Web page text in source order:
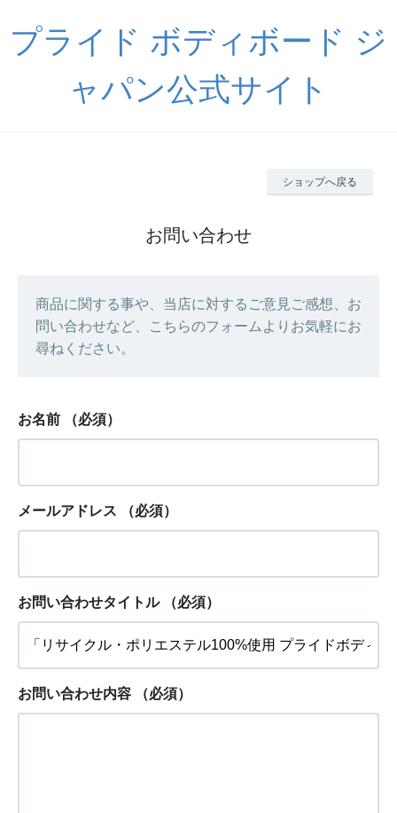
プライド ボディボード ジ
ャパン公式サイト
ショップへ戻る
お問い合わせ
商品に関する事や、当店に対するご意見ご感想、お
問い合わせなど、こちらのフォームよりお気軽にお
尋ねください。
お名前 （必須）
メールアドレス （必須）
お問い合わせタイトル （必須）
お問い合わせ内容 （必須）